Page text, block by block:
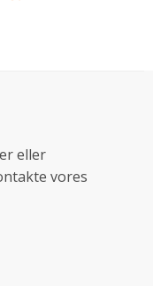
eller
vores